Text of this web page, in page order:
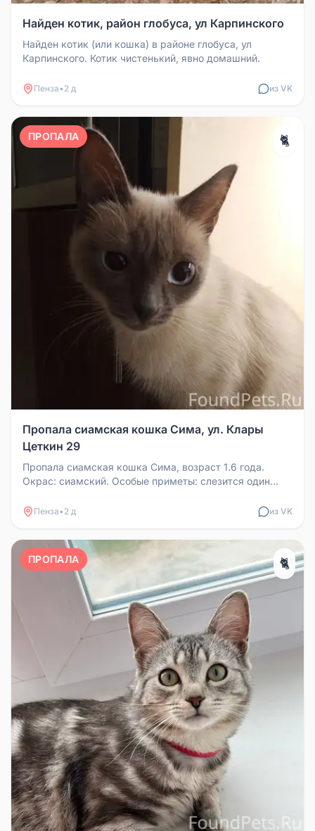
Найден котик, район глобуса, ул Карпинского
Найден котик (или кошка) в районе глобуса, ул
Карпинского. Котик чистенький, явно домашний.
Пенза• 2 д из VK
ПРОПАЛА 🐈
Пропала сиамская кошка Сима, ул. Клары
Цеткин 29
Пропала сиамская кошка Сима, возраст 1.6 года.
Окрас: сиамский. Особые приметы: слезится один
Пенза• 2 д из VK
ПРОПАЛА 🐈